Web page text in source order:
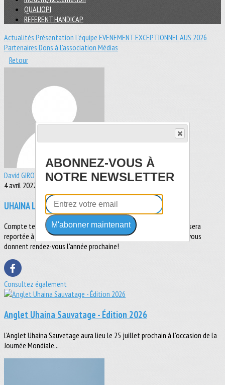
QUALIOPI
REFERENT HANDICAP
Actualités Présentation L'équipe EVENEMENT EXCEPTIONNELAUS 2026
Partenaires Dons à L'association Médias
Retour
David GIROT
4 avril 2022
UHAINA LIFEGARD CHALLENGE REPORTEE !
Compte tenu de la crise sanitaire, la Uhaïna Lifeguard Challenge sera
reportée à 2023, La ville d'Anglet et les Guides de Bains Angloys vous
donnent rendez-vous l'année prochaine!
Consultez également
Anglet Uhaina Sauvatage - Édition 2026
L'Anglet Uhaina Sauvetage aura lieu le 25 juillet prochain à l'occasion de la
Journée Mondiale...
ABONNEZ-VOUS À
NOTRE NEWSLETTER
M'abonner maintenant